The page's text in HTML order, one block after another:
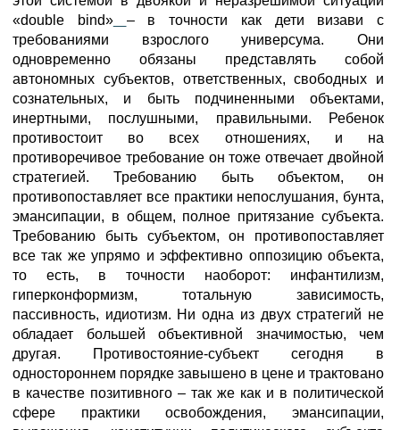
«double bind»
– в точности как дети визави с
требованиями взрослого универсума. Они
одновременно обязаны представлять собой
автономных субъектов, ответственных, свободных и
сознательных, и быть подчиненными объектами,
инертными, послушными, правильными. Ребенок
противостоит во всех отношениях, и на
противоречивое требование он тоже отвечает двойной
стратегией. Требованию быть объектом, он
противопоставляет все практики непослушания, бунта,
эмансипации, в общем, полное притязание субъекта.
Требованию быть субъектом, он противопоставляет
все так же упрямо и эффективно оппозицию объекта,
то есть, в точности наоборот: инфантилизм,
гиперконформизм, тотальную зависимость,
пассивность, идиотизм. Ни одна из двух стратегий не
обладает большей объективной значимостью, чем
другая. Противостояние-субъект сегодня в
одностороннем порядке завышено в цене и трактовано
в качестве позитивного – так же как и в политической
сфере практики освобождения, эмансипации,